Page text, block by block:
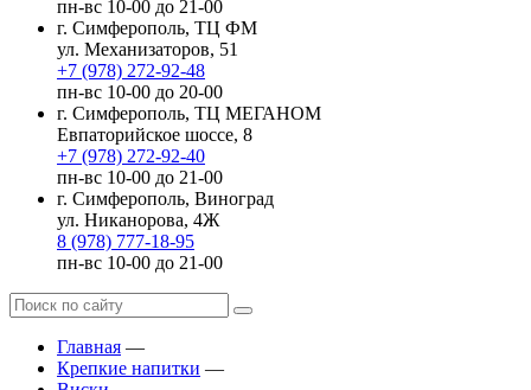
пн-вс 10-00 до 21-00
г. Симферополь, ТЦ ФМ
ул. Механизаторов, 51
+7 (978) 272-92-48
пн-вс 10-00 до 20-00
г. Симферополь, ТЦ МЕГАНОМ
Евпаторийское шоссе, 8
+7 (978) 272-92-40
пн-вс 10-00 до 21-00
г. Симферополь, Виноград
ул. Никанорова, 4Ж
8 (978) 777-18-95
пн-вс 10-00 до 21-00
Главная —
Крепкие напитки —